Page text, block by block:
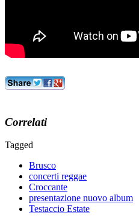
Correlati
Tagged
Brusco
concerti reggae
Croccante
presentazione nuovo album
Testaccio Estate